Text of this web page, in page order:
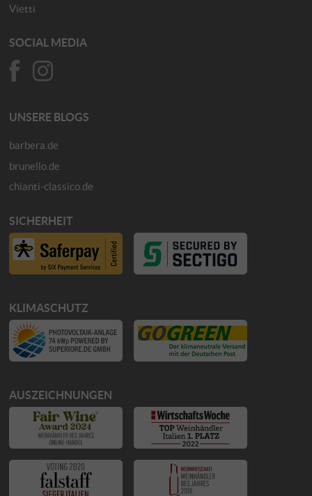
Vietti
SOCIAL MEDIA
UNSERE BLOGS
barbera.de
brunello.de
chianti-classico.de
SICHERHEIT
KLIMASCHUTZ
AUSZEICHNUNGEN